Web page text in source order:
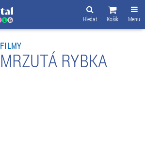
Menu
Košík
Hledat
FILMY
MRZUTÁ RYBKA